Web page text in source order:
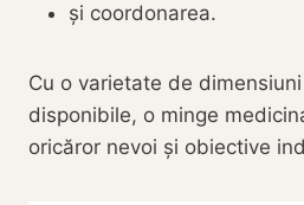
și coordonarea.
Cu o varietate de
disponibile, o minge
oricăror nevoi și obiective